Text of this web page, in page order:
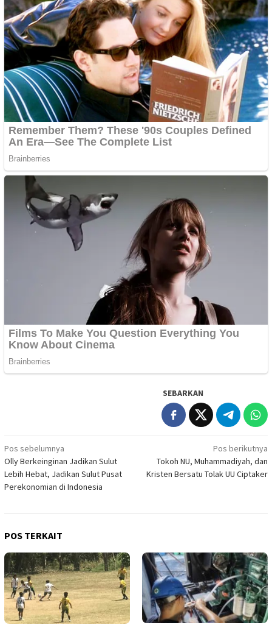
SEBARKAN
Navigasi
pos
Pos sebelumnya
Olly Berkeinginan Jadikan Sulut
Lebih Hebat, Jadikan Sulut Pusat
Perekonomian di Indonesia
Pos berikutnya
Tokoh NU, Muhammadiyah, dan
Kristen Bersatu Tolak UU Ciptaker
POS TERKAIT